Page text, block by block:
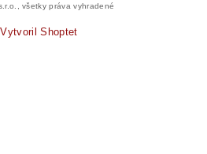
všetky práva vyhradené
Vytvoril Shoptet